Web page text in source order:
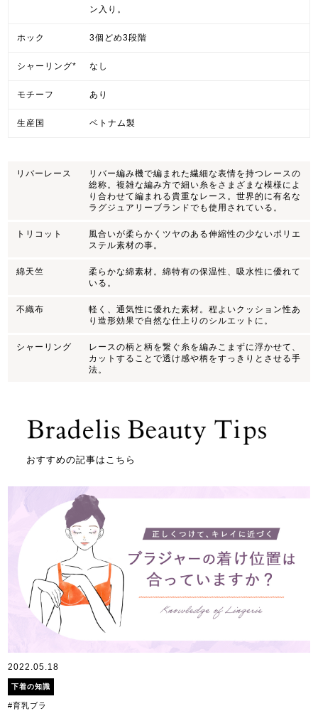
ン入り。
ホック 3個どめ3段階
シャーリング* なし
モチーフ あり
生産国 ベトナム製
リバーレース
リバー編み機で編まれた繊細な表情を持つレースの
総称。複雑な編み方で細い糸をさまざまな模様によ
り合わせて編まれる貴重なレース。世界的に有名な
ラグジュアリーブランドでも使用されている。
トリコット
風合いが柔らかくツヤのある伸縮性の少ないポリエ
ステル素材の事。
綿天竺
柔らかな綿素材。綿特有の保温性、吸水性に優れて
いる。
不織布
軽く、通気性に優れた素材。程よいクッション性あ
り造形効果で自然な仕上りのシルエットに。
シャーリング
レースの柄と柄を繋ぐ糸を編みこまずに浮かせて、
カットすることで透け感や柄をすっきりとさせる手
法。
おすすめの記事はこちら
2022.05.18
下着の知識
#育乳ブラ